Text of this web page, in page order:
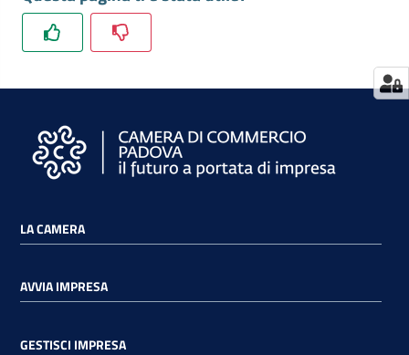
Sala
Stampa
Seguici
su
LA CAMERA
AVVIA IMPRESA
GESTISCI IMPRESA